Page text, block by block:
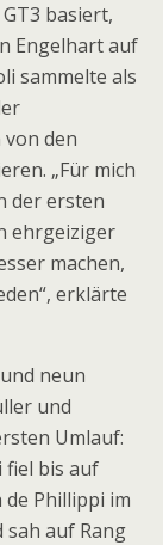
basiert,
Engelhart auf
sammelte als
den
„Für mich
der ersten
ehrgeiziger
machen,
erklärte
neun
und
Umlauf:
fiel bis auf
Phillippi im
sah auf Rang